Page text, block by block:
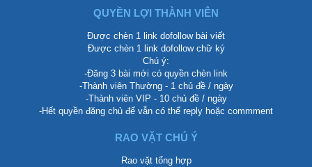
QUYỀN LỢI THÀNH VIÊN
Được chèn 1 link dofollow bài viết
Được chèn 1 link dofollow chữ ký
Chú ý:
-Đăng 3 bài mới có quyền chèn link
-Thành viên Thường - 1 chủ đề / ngày
-Thành viên VIP - 10 chủ đề / ngày
-Hết quyền đăng chủ để vẫn có thể reply hoặc commment
RAO VẶT CHÚ Ý
Rao vặt tổng hợp